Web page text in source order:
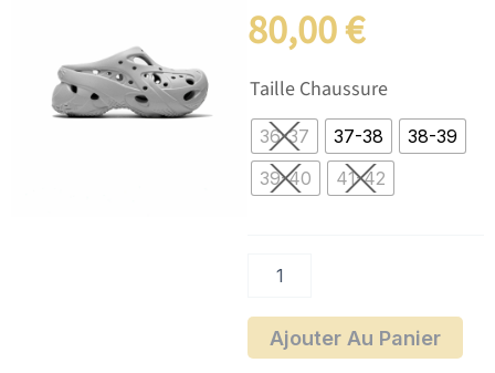
80,00€
Taille Chaussure
36-37 37-38
38-39
39-40
41-42
quantité
de
Crocs
Caged
Clog
Ajouter Au Panier